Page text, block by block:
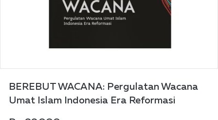
BEREBUT WACANA: Pergulatan Wacana
Umat Islam Indonesia Era Reformasi